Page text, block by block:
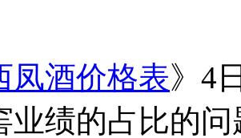
凤酒价格表》4
业绩的占比的